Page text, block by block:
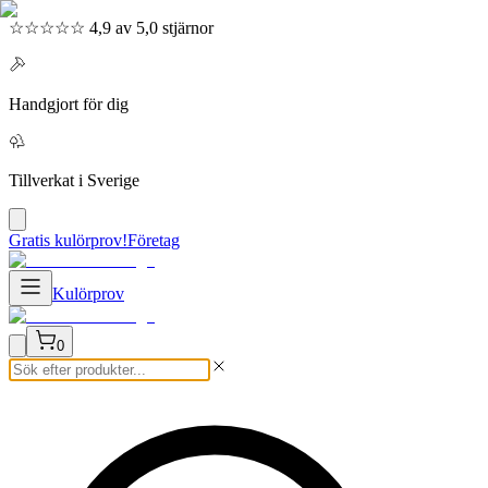
☆☆☆☆☆ 4,9 av 5,0 stjärnor
Handgjort för dig
Tillverkat i Sverige
Gratis kulörprov!Företag
Kulörprov
0